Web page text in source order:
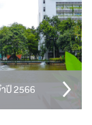
ปี 2566